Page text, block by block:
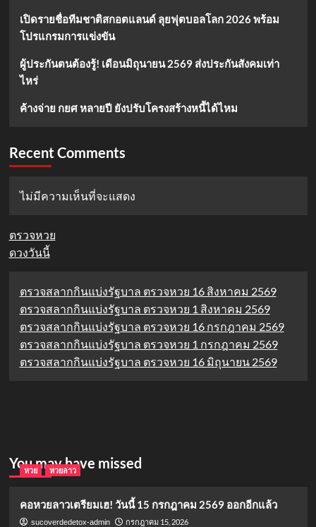
เปิดรายชื่อทีมชาติสกอตแลนด์ ลุยฟุตบอลโลก 2026 พร้อม
โปรแกรมการแข่งขัน
ผู้ประกันตนต้องรู้! เดือนมิถุนายน 2569 ส่งประกันสังคมเท่า
ไหร่
ค้างจ่าย กยศ หลายปี ยังปรับโครงสร้างหนี้ได้ไหม
Recent Comments
ไม่มีความเห็นที่จะแสดง
ตรวจหวย
ดวงวันนี้
ตรวจสลากกินแบ่งรัฐบาล ตรวจหวย 16 สิงหาคม 2569
ตรวจสลากกินแบ่งรัฐบาล ตรวจหวย 1 สิงหาคม 2569
ตรวจสลากกินแบ่งรัฐบาล ตรวจหวย 16 กรกฎาคม 2569
ตรวจสลากกินแบ่งรัฐบาล ตรวจหวย 1 กรกฎาคม 2569
ตรวจสลากกินแบ่งรัฐบาล ตรวจหวย 16 มิถุนายน 2569
You may have missed
หวย หวยลาว
คอหวยลาวเตรียมเฮ! วันนี้ 15 กรกฎาคม 2569 ออกอีกแล้ว
sucoverdedetox-admin กรกฎาคม 15, 2026